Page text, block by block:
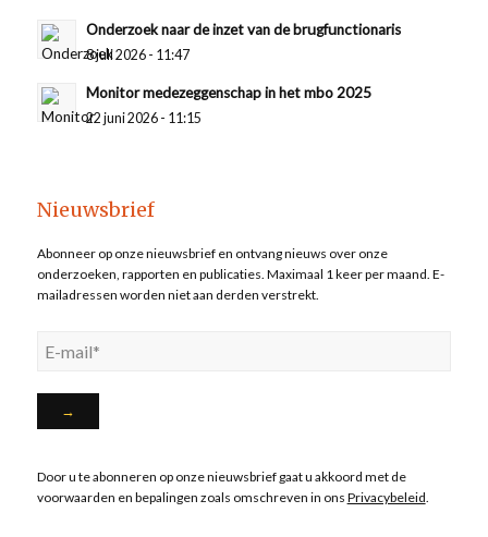
Onderzoek naar de inzet van de brugfunctionaris
8 juli 2026 - 11:47
Monitor medezeggenschap in het mbo 2025
22 juni 2026 - 11:15
Nieuwsbrief
Abonneer op onze nieuwsbrief en ontvang nieuws over onze
onderzoeken, rapporten en publicaties. Maximaal 1 keer per maand. E-
mailadressen worden niet aan derden verstrekt.
Door u te abonneren op onze nieuwsbrief gaat u akkoord met de
voorwaarden en bepalingen zoals omschreven in ons Privacybeleid